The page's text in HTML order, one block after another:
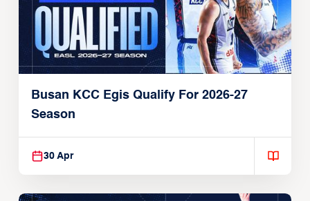
Busan KCC Egis Qualify For 2026-27
Season
30 Apr